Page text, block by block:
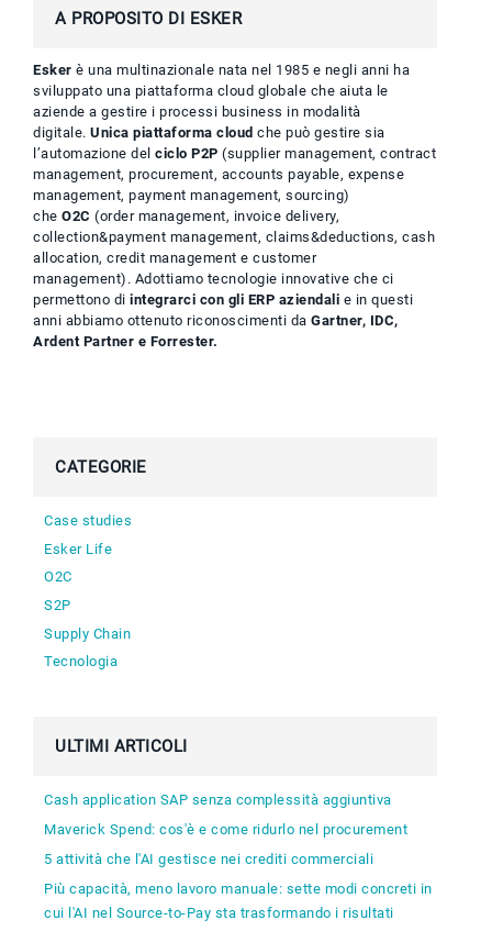
A PROPOSITO DI ESKER
Esker è una multinazionale nata nel 1985 e negli anni ha
sviluppato una piattaforma cloud globale che aiuta le
aziende a gestire i processi business in modalità
digitale. Unica piattaforma cloud che può gestire sia
l’automazione del ciclo P2P (supplier management, contract
management, procurement, accounts payable, expense
management, payment management, sourcing)
che O2C (order management, invoice delivery,
collection&payment management, claims&deductions, cash
allocation, credit management e customer
management). Adottiamo tecnologie innovative che ci
permettono di integrarci con gli ERP aziendali e in questi
anni abbiamo ottenuto riconoscimenti da Gartner, IDC,
Ardent Partner e Forrester.
CATEGORIE
Case studies
Esker Life
O2C
S2P
Supply Chain
Tecnologia
ULTIMI ARTICOLI
Cash application SAP senza complessità aggiuntiva
Maverick Spend: cos'è e come ridurlo nel procurement
5 attività che l'AI gestisce nei crediti commerciali
Più capacità, meno lavoro manuale: sette modi concreti in
cui l'AI nel Source-to-Pay sta trasformando i risultati